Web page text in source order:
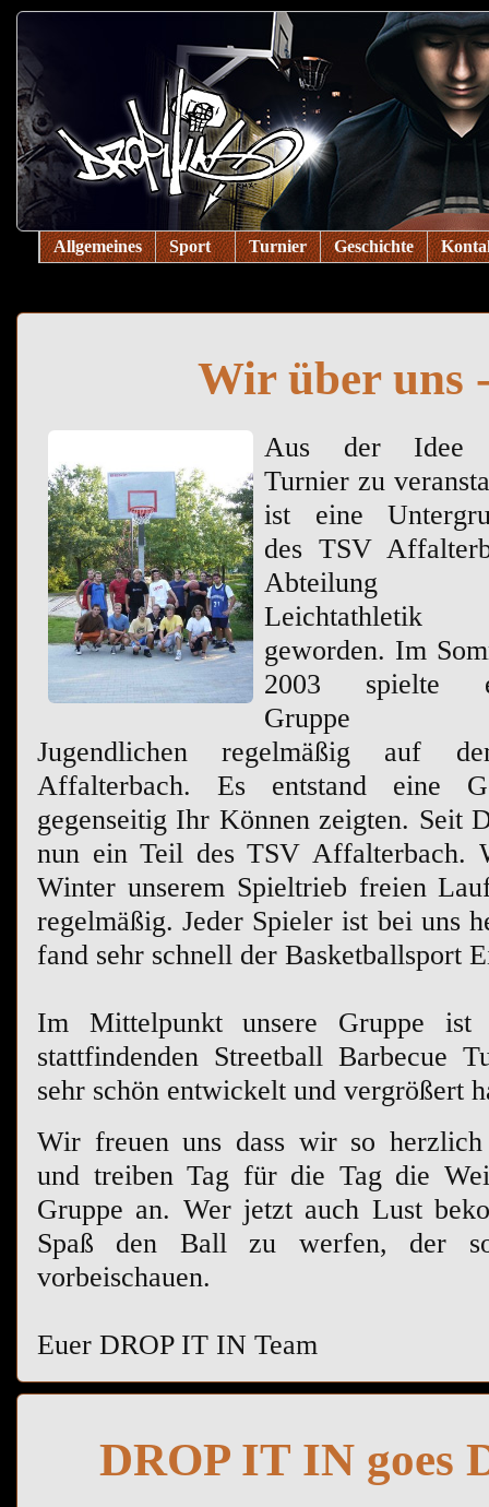
Allgemeines Sport Turnier Geschichte
Wir über uns
Aus der Idee
Turnier zu
ist eine
des TSV
Abteilung
Leichtathletik
geworden. Im
2003 spielte
Gruppe
Jugendlichen regelmäßig auf
Affalterbach. Es entstand eine
gegenseitig Ihr Können zeigten. Seit
nun ein Teil des TSV Affalterbach.
Winter unserem Spieltrieb freien
regelmäßig. Jeder Spieler ist bei uns
fand sehr schnell der Basketballsport
Im Mittelpunkt unsere Gruppe ist
stattfindenden Streetball Barbecue
sehr schön entwickelt und vergrößert
Wir freuen uns dass wir so herzlich
und treiben Tag für die Tag die
Gruppe an. Wer jetzt auch Lust
Spaß den Ball zu werfen, der
vorbeischauen.
Euer DROP IT IN Team
DROP IT IN goes